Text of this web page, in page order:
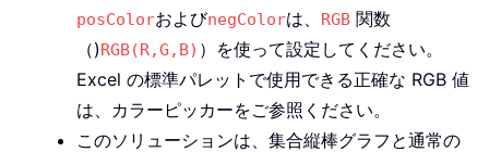
posColorおよびnegColorは、 RGB 関数
（)RGB(R,G,B) ）を使って設定してください。
Excel の標準パレットで使用できる正確な RGB 値
は、カラーピッカーをご参照ください。
このソリューションは、集合縦棒グラフと通常の